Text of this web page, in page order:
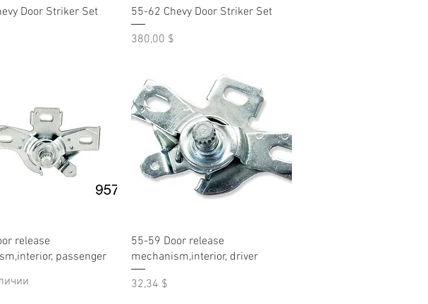
просмотр
Door Striker Set
Быстрый просмотр
55-62 Chevy Door Striker Set
Цена
380,00 $
просмотр
release
passenger
Быстрый просмотр
55-59 Door release
mechanism,interior, driver
Цена
32,34 $